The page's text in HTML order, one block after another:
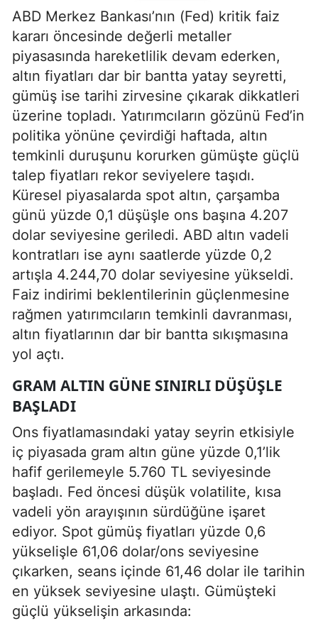
ABD Merkez Bankası’nın (Fed) kritik faiz
kararı öncesinde değerli metaller
piyasasında hareketlilik devam ederken,
altın fiyatları dar bir bantta yatay seyretti,
gümüş ise tarihi zirvesine çıkarak dikkatleri
üzerine topladı. Yatırımcıların gözünü Fed’in
politika yönüne çevirdiği haftada, altın
temkinli duruşunu korurken gümüşte güçlü
talep fiyatları rekor seviyelere taşıdı.
Küresel piyasalarda spot altın, çarşamba
günü yüzde 0,1 düşüşle ons başına 4.207
dolar seviyesine geriledi. ABD altın vadeli
kontratları ise aynı saatlerde yüzde 0,2
artışla 4.244,70 dolar seviyesine yükseldi.
Faiz indirimi beklentilerinin güçlenmesine
rağmen yatırımcıların temkinli davranması,
altın fiyatlarının dar bir bantta sıkışmasına
yol açtı.
GRAM ALTIN GÜNE SINIRLI DÜŞÜŞLE
BAŞLADI
Ons fiyatlamasındaki yatay seyrin etkisiyle
iç piyasada gram altın güne yüzde 0,1’lik
hafif gerilemeyle 5.760 TL seviyesinde
başladı. Fed öncesi düşük volatilite, kısa
vadeli yön arayışının sürdüğüne işaret
ediyor. Spot gümüş fiyatları yüzde 0,6
yükselişle 61,06 dolar/ons seviyesine
çıkarken, seans içinde 61,46 dolar ile tarihin
en yüksek seviyesine ulaştı. Gümüşteki
güçlü yükselişin arkasında: